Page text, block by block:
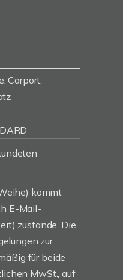
Carport,
kommt
E-Mail-
zustande. Die
zur
für beide
MwSt., auf